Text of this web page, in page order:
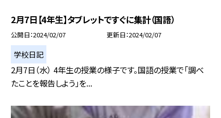
2月7日【4年生】タブレットですぐに集計（国語）
公開日 2024/02/07 更新日 2024/02/07
学校日記
2月7日（水） 4年生の授業の様子です。国語の授業で「調べ
たことを報告しよう」を...